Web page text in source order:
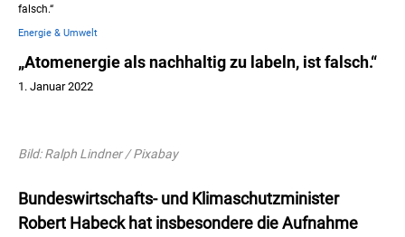
falsch.“
Energie & Umwelt
„Atomenergie als nachhaltig zu labeln, ist falsch.“
1. Januar 2022
Bild: Ralph Lindner / Pixabay
Bundeswirtschafts- und Klimaschutzminister
Robert Habeck hat insbesondere die Aufnahme